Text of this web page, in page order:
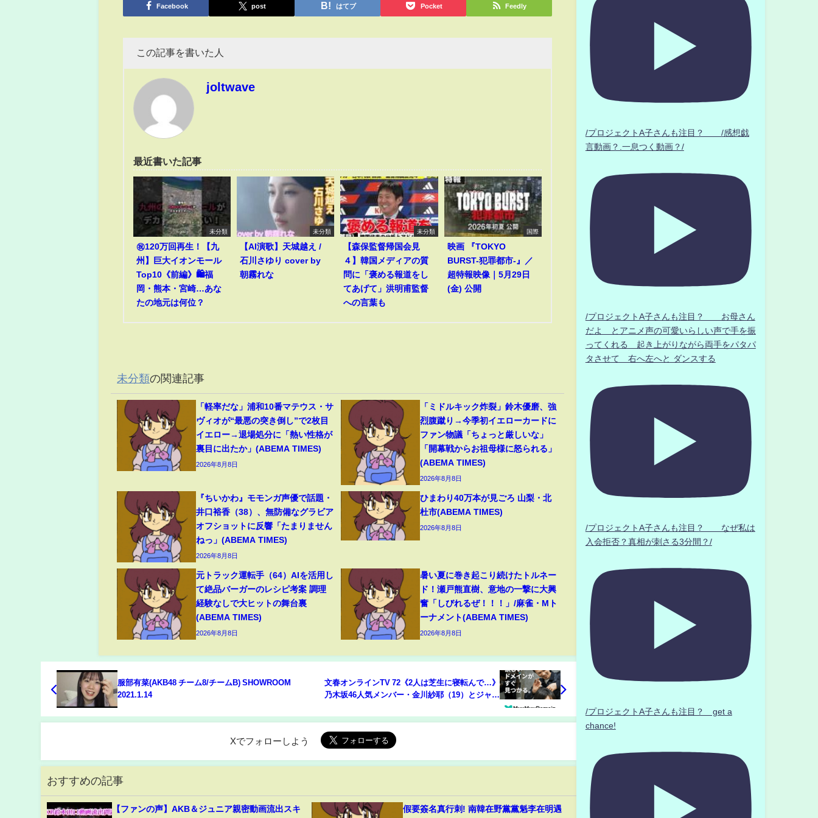
Facebook post はてブ Pocket Feedly
この記事を書いた人
joltwave
最近書いた記事
未分類
㊗️120万回再生！【九
州】巨大イオンモール
Top10《前編》🛍️福
岡・熊本・宮崎…あな
たの地元は何位？
未分類
【AI演歌】天城越え /
石川さゆり cover by
朝霧れな
未分類
【森保監督帰国会見
４】韓国メディアの質
問に「褒める報道をし
てあげて」洪明甫監督
への言葉も
国際
映画 『TOKYO
BURST-犯罪都市-』／
超特報映像｜5月29日
(金) 公開
未分類の関連記事
「軽率だな」浦和10番マテウス・サ
ヴィオが“最悪の突き倒し”で2枚目
イエロー→退場処分に「熱い性格が
裏目に出たか」(ABEMA TIMES)
2026年8月8日
「ミドルキック炸裂」鈴木優磨、強
烈腹蹴り→今季初イエローカードに
ファン物議「ちょっと厳しいな」
「開幕戦からお祖母様に怒られる」
(ABEMA TIMES)
2026年8月8日
『ちいかわ』モモンガ声優で話題・
井口裕香（38）、無防備なグラビア
オフショットに反響「たまりません
ねっ」(ABEMA TIMES)
2026年8月8日
ひまわり40万本が見ごろ 山梨・北
杜市(ABEMA TIMES)
2026年8月8日
元トラック運転手（64）AIを活用し
て絶品バーガーのレシピ考案 調理
経験なしで大ヒットの舞台裏
(ABEMA TIMES)
2026年8月8日
暑い夏に巻き起こり続けたトルネー
ド！瀬戸熊直樹、意地の一撃に大興
奮「しびれるぜ！！！」/麻雀・Mト
ーナメント(ABEMA TIMES)
2026年8月8日
服部有菜(AKB48 チーム8/チームB) SHOWROOM
2021.1.14
文春オンラインTV 72《2人は芝生に寝転んで…》
乃木坂46人気メンバー・金川紗耶（19）とジャニ
Xでフォローしよう
おすすめの記事
【ファンの声】AKB＆ジュニア親密動画流出スキ 假要簽名真行刺! 南韓在野黨黨魁李在明遇
/プロジェクトA子さんも注目？ /感想戯
言動画？.一息つく動画？/
/プロジェクトA子さんも注目？ お母さん
だよ とアニメ声の可愛いらしい声で手を振
ってくれる 起き上がりながら両手をパタパ
タさせて 右へ左へと ダンスする
/プロジェクトA子さんも注目？ なぜ私は
入会拒否？真相が刺さる3分間？/
/プロジェクトA子さんも注目？ get a
chance!